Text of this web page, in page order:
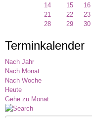
14
15 16
21
22 23
28
29 30
Terminkalender
Nach Jahr
Nach Monat
Nach Woche
Heute
Gehe zu Monat